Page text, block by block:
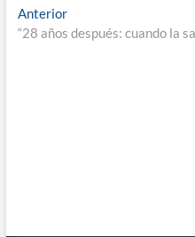
Navegación
de
AnteriorEntrada
anterior:
“28 años después: cuando la